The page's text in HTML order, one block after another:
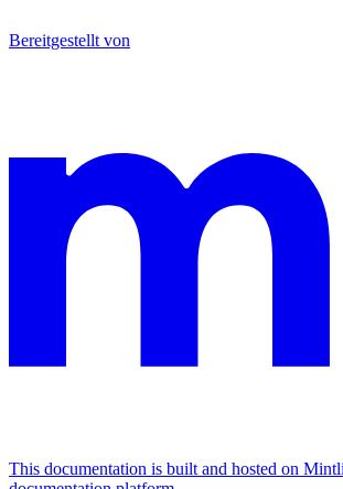
Bereitgestellt von
This documentation is built and hosted on